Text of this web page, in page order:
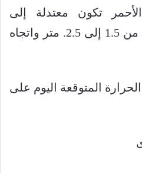
تكون معتدلة إلى
مضطربة وارتفاع الموج من 1.5 إلى 2.5. متر واتجاه
المتوقعة اليوم على